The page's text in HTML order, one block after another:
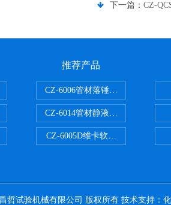
下一篇： CZ-
推荐产品
CZ-6006管材落锤冲击试验机
CZ-6014管材静液压爆破试验机
CZ-6005D维卡软化点温度测定仪
哲试验机械有限公司 版权所有 技术支持：